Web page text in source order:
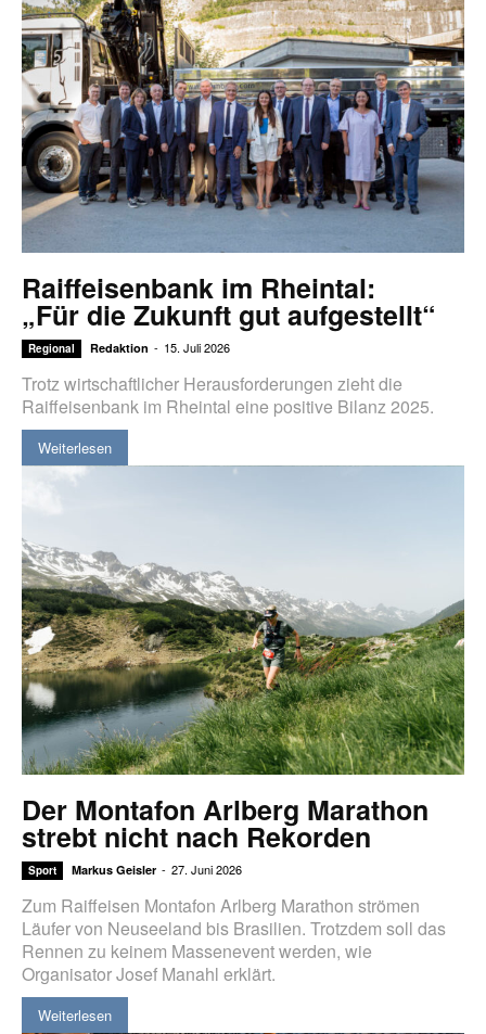
Raiffeisenbank im Rheintal:
„Für die Zukunft gut aufgestellt“
Regional Redaktion - 15. Juli 2026
Trotz wirtschaftlicher Herausforderungen zieht die
Raiffeisenbank im Rheintal eine positive Bilanz 2025.
Weiterlesen
Der Montafon Arlberg Marathon
strebt nicht nach Rekorden
Sport Markus Geisler - 27. Juni 2026
Zum Raiffeisen Montafon Arlberg Marathon strömen
Läufer von Neuseeland bis Brasilien. Trotzdem soll das
Rennen zu keinem Massenevent werden, wie
Organisator Josef Manahl erklärt.
Weiterlesen